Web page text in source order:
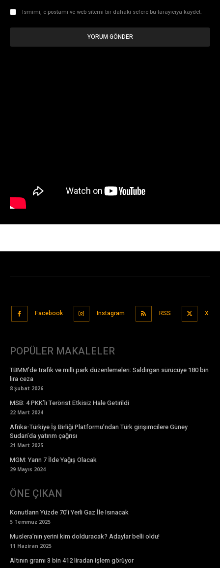
Facebook Instagram RSS X
POPÜLER MAKALELER
TBMM’de trafik ve milli park düzenlemeleri: Saldırgan sürücüye 180 bin
lira ceza
8 Şubat 2026
MSB: 4 PKK’lı Terörist Etkisiz Hale Getirildi
22 Mart 2024
Afrika-Türkiye İş Birliği Platformu’ndan Türk girişimcilere Güney
Sudan’da yatırım çağrısı
21 Mart 2025
MGM: Yarın 7 İlde Yağış Olacak
29 Mayıs 2024
ÖNE ÇIKAN
Konutların Yüzde 70’i Yerli Gaz İle Isınacak
5 Temmuz 2025
Muslera’nın yerini kim dolduracak? Adaylar belli oldu!
11 Haziran 2025
Altının gramı 3 bin 412 liradan işlem görüyor